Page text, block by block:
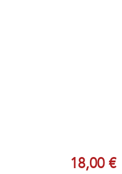
18,00 €